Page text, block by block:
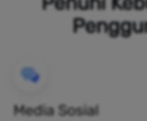
Media Sosial